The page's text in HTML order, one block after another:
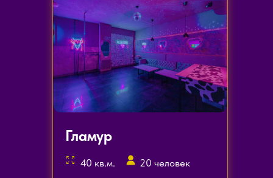
Гламур
40 кв.м. 20 человек